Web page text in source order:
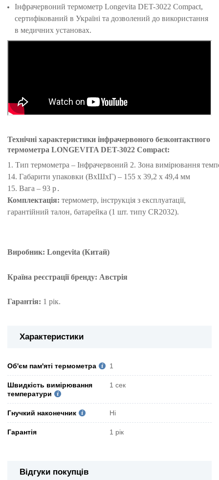
Інфрачервоний термометр Longevita DET-3022 Compact,
сертифікований в Україні та дозволений до використання
в медичних установах.
Технічні характеристики інфрачервоного безконтактного
термометра LONGEVITA DET-3022 Compact:
1. Тип термометра – Інфрачервоний 2. Зона вимірювання
14. Габарити упаковки (ВхШхГ) – 155 х 39,2 х 49,4 мм
15. Вага – 93 р.
Комплектація: термометр, інструкція з експлуатації,
гарантійний талон, батарейка (1 шт. типу CR2032).
Виробник: Longevita (Китай)
Країна реєстрації бренду: Австрія
Гарантія: 1 рік.
Характеристики
Об'єм пам'яті термометра 1
Швидкість вимірювання
температури
1 сек
Гнучкий наконечник Ні
Гарантія 1 рік
Відгуки покупців